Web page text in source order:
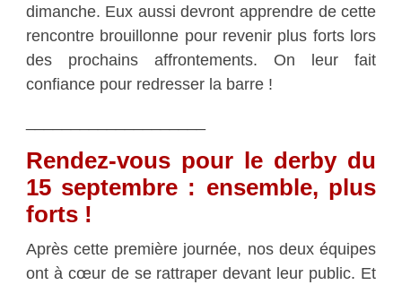
dimanche. Eux aussi devront apprendre de cette
rencontre brouillonne pour revenir plus forts lors
des prochains affrontements. On leur fait
confiance pour redresser la barre !
Rendez-vous pour le derby du
15 septembre : ensemble, plus
forts !
Après cette première journée, nos deux équipes
ont à cœur de se rattraper devant leur public. Et